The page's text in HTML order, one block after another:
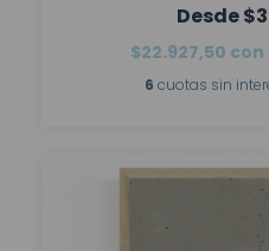
$22.927,50 con
6 cuotas sin